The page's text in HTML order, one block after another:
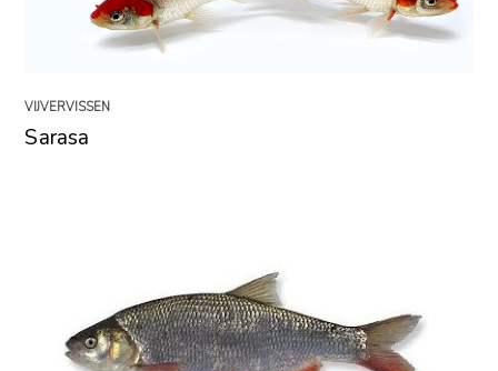
VIJVERVISSEN
Sarasa